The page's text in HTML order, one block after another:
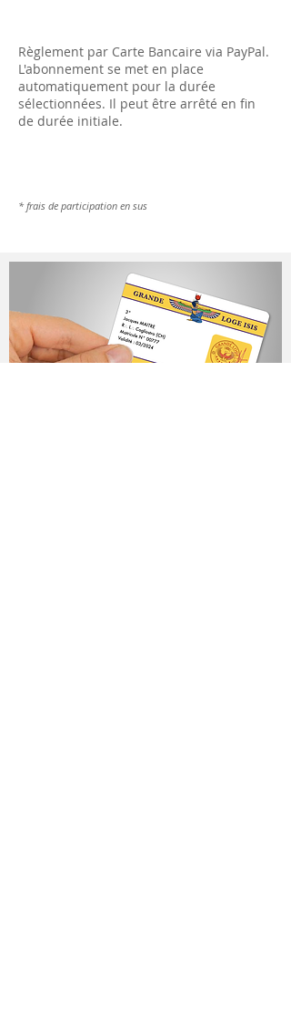
Règlement par Carte Bancaire via PayPal.
L'abonnement se met en place
automatiquement pour la durée
sélectionnées. Il peut être arrêté en fin
de durée initiale.
* frais de participation en sus